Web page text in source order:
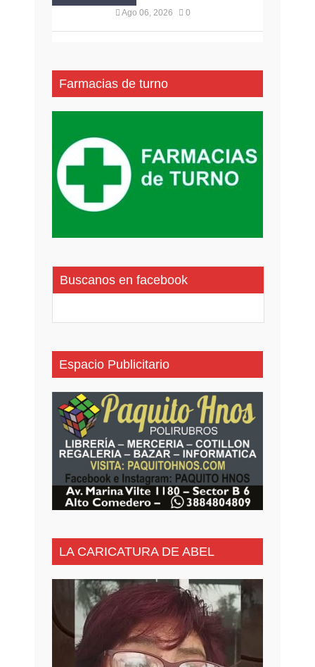
Ago 06, 2026 0
Farmacias de turno
Buscanos en facebook
Espacio Publicitario
LA CARICATURA DE ABEL